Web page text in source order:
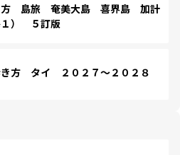
方 島旅 奄美大島 喜界島 加計
１） ５訂版
方 タイ ２０２７～２０２８